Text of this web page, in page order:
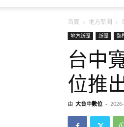
首頁 地方新聞
地方新聞 新聞 熱
台中
位推
由 大台中數位 -